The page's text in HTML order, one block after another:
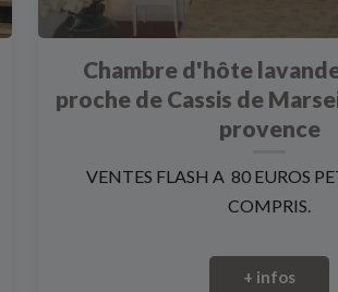
Chambre d'hôte
proche de Cassis de
provence
VENTES FLASH A 80 EUROS
COMPRIS.
+ infos